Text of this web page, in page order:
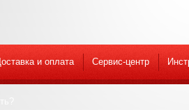
и оплата Сервис-центр